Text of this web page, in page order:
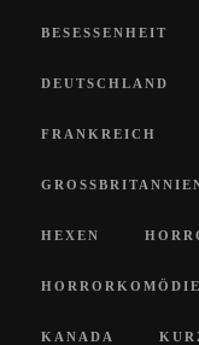
BESESSENHEIT
DEUTSCHLAND
FRANKREICH
GROSSBRITANNIEN
HEXEN
HORRORKOMÖDIE
KANADA